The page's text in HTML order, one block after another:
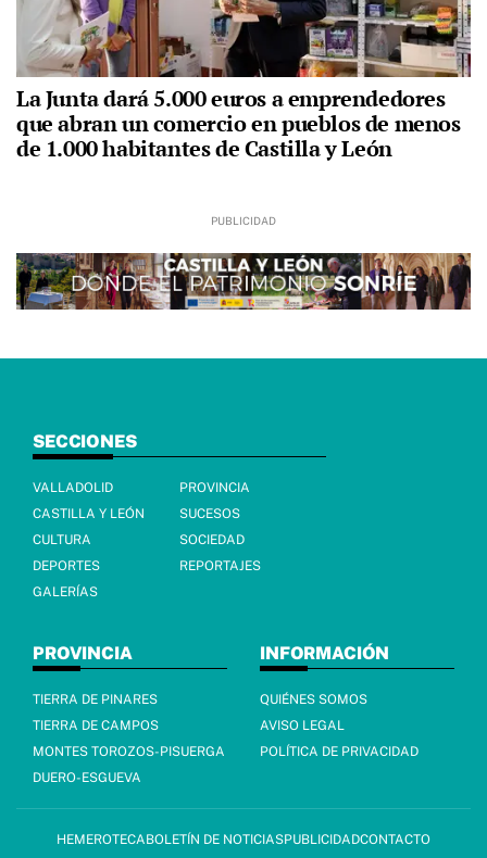
La Junta dará 5.000 euros a emprendedores
que abran un comercio en pueblos de menos
de 1.000 habitantes de Castilla y León
SECCIONES
VALLADOLID
PROVINCIA
CASTILLA Y LEÓN
SUCESOS
CULTURA
SOCIEDAD
DEPORTES
REPORTAJES
GALERÍAS
PROVINCIA
TIERRA DE PINARES
TIERRA DE CAMPOS
MONTES TOROZOS-PISUERGA
DUERO-ESGUEVA
INFORMACIÓN
QUIÉNES SOMOS
AVISO LEGAL
POLÍTICA DE PRIVACIDAD
HEMEROTECABOLETÍN DE NOTICIASPUBLICIDADCONTACTO